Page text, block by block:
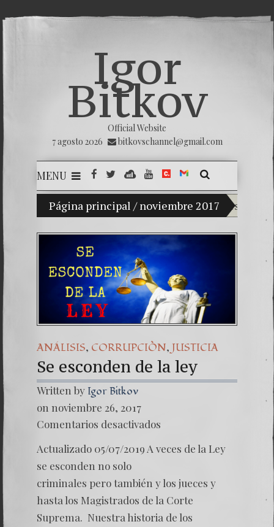
Igor
Bitkov
Official Website
7 agosto 2026
bitkovschannel@gmail.com
MENU
Página principal / noviembre 2017
Mi hijo Vladimir Bitkov, una promesa del tenis
¿Cómo
Una
7.
ANÁLISIS, CORRUPCIÒN, JUSTICIA
Se esconden de la ley
Written by Igor Bitkov
on noviembre 26, 2017
Comentarios desactivados
Se
Actualizado 05/07/2019 A veces de la Ley
se esconden no solo
criminales pero también y los jueces y
hasta los Magistrados de la Corte
Suprema. Nuestra historia de los